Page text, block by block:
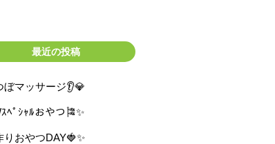
最近の投稿
ぼマッサージ👂💎
ﾍﾟｼｬﾙおやつ🎏✨
りおやつDAY🍓✨